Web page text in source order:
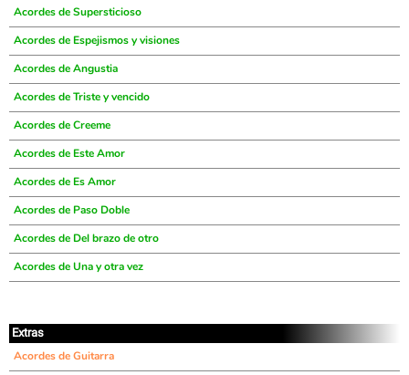
Acordes de Supersticioso
Acordes de Espejismos y visiones
Acordes de Angustia
Acordes de Triste y vencido
Acordes de Creeme
Acordes de Este Amor
Acordes de Es Amor
Acordes de Paso Doble
Acordes de Del brazo de otro
Acordes de Una y otra vez
Extras
Acordes de Guitarra